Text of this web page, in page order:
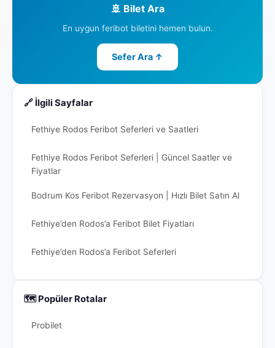
🚢 Bilet Ara
En uygun feribot biletini hemen bulun.
Sefer Ara ↑
🔗 İlgili Sayfalar
Fethiye Rodos Feribot Seferleri ve Saatleri
Fethiye Rodos Feribot Seferleri | Güncel Saatler ve
Fiyatlar
Bodrum Kos Feribot Rezervasyon | Hızlı Bilet Satın Al
Fethiye’den Rodos’a Feribot Bilet Fiyatları
Fethiye’den Rodos’a Feribot Seferleri
🗺️ Popüler Rotalar
Probilet